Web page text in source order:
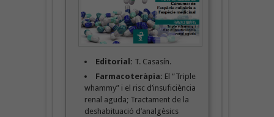
Editorial: T. Casasín.
Farmacoteràpia: El “Triple
whammy” i el risc d’insuficiència
renal aguda; Tractament de la
deshabituació d’analgèsics